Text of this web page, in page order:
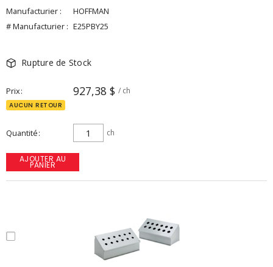
Manufacturier :
HOFFMAN
# Manufacturier : E25PBY25
Rupture de Stock
Prix 927,38 $ / ch
AUCUN RETOUR
Quantité ch
AJOUTER AU
PANIER